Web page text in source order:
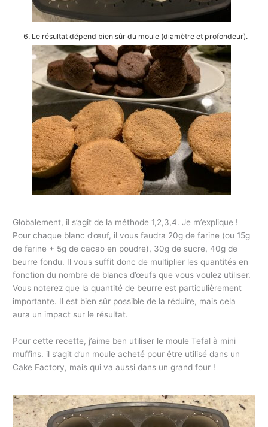
Le résultat dépend bien sûr du moule (diamètre et profondeur).
Globalement, il s’agit de la méthode 1,2,3,4. Je m’explique !
Pour chaque blanc d’œuf, il vous faudra 20g de farine (ou 15g
de farine + 5g de cacao en poudre), 30g de sucre, 40g de
beurre fondu. Il vous suffit donc de multiplier les quantités en
fonction du nombre de blancs d’œufs que vous voulez utiliser.
Vous noterez que la quantité de beurre est particulièrement
importante. Il est bien sûr possible de la réduire, mais cela
aura un impact sur le résultat.
Pour cette recette, j’aime ben utiliser le moule Tefal à mini
muffins. il s’agit d’un moule acheté pour être utilisé dans un
Cake Factory, mais qui va aussi dans un grand four !